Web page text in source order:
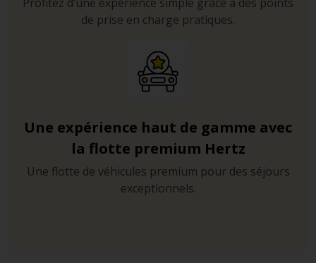
de prise en charge pratiques.
Une expérience haut de gamme avec
la flotte premium Hertz
Une flotte de véhicules premium pour des séjours
exceptionnels.